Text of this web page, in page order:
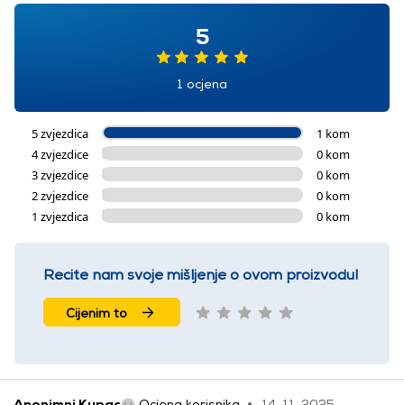
5
1 ocjena
5 zvjezdica
1 kom
4 zvjezdice
0 kom
3 zvjezdice
0 kom
2 zvjezdice
0 kom
1 zvjezdica
0 kom
Recite nam svoje mišljenje o ovom proizvodu!
Cijenim to